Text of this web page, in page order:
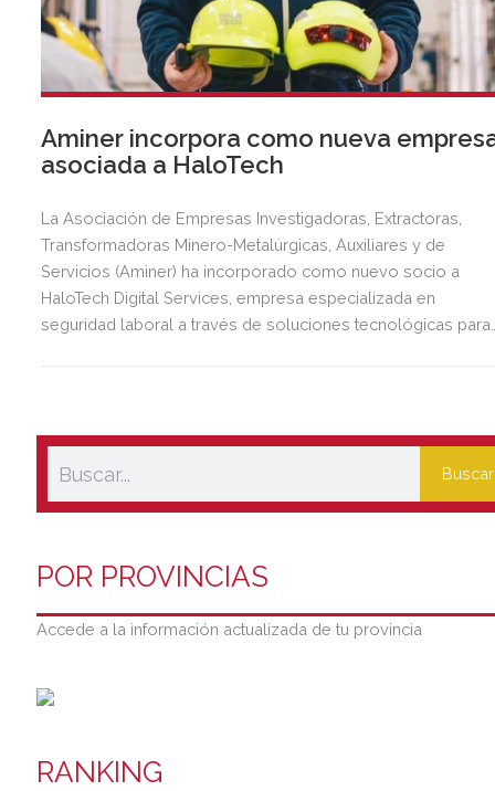
Aminer incorpora como nueva
asociada a HaloTech
La Asociación de Empresas Investigadoras, Extractoras,
Transformadoras Minero-Metalúrgicas, Auxiliares y de
Servicios (Aminer) ha incorporado como nuevo socio a
HaloTech Digital Services, empresa especializada en
seguridad laboral a través de soluciones tecnológicas para
Buscar
POR PROVINCIAS
Accede a la información actualizada de tu provincia
RANKING